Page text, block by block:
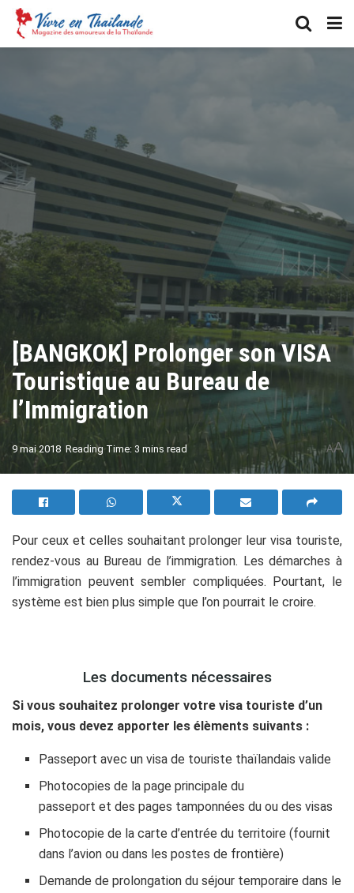
[BANGKOK] Prolonger son VISA
Touristique au Bureau de
l’Immigration
9 mai 2018 Reading Time: 3 mins read AA
Pour ceux et celles souhaitant prolonger leur visa touriste,
rendez-vous au Bureau de l’immigration. Les démarches à
l’immigration peuvent sembler compliquées. Pourtant, le
système est bien plus simple que l’on pourrait le croire.
Les documents nécessaires
Si vous souhaitez prolonger votre visa touriste d’un
mois, vous devez apporter les élèments suivants :
Passeport avec un visa de touriste thaïlandais valide
Photocopies de la page principale du
passeport et des pages tamponnées du ou des visas
Photocopie de la carte d’entrée du territoire (fournit
dans l’avion ou dans les postes de frontière)
Demande de prolongation du séjour temporaire dans le